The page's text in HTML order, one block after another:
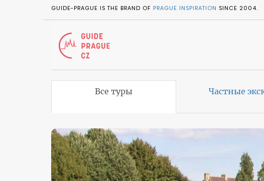
GUIDE-PRAGUE IS THE BRAND OF PRAGUE INSPIRATION SINCE 2004.
Все туры Частные